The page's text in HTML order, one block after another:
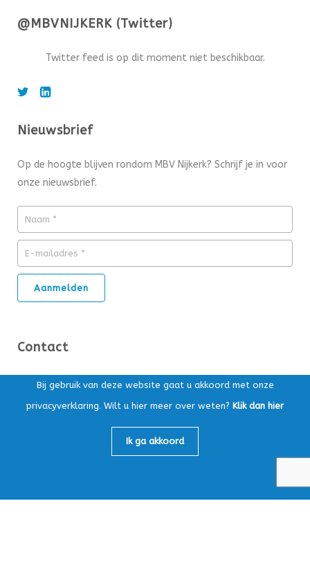
Bij gebruik van deze website gaat u akkoord met onze
privacyverklaring. Wilt u hier meer over weten? Klik dan hier
Ik ga akkoord
@MBVNIJKERK (Twitter)
Twitter feed is op dit moment niet beschikbaar.
Nieuwsbrief
Op de hoogte blijven rondom MBV Nijkerk? Schrijf je in voor
onze nieuwsbrief.
Contact
Ds. Kuypersstraat 14T, 3863 CA Nijkerk
Postbus 169, 3860 AD Nijkerk
033-4565147
033-4759605
KvK: 32153891